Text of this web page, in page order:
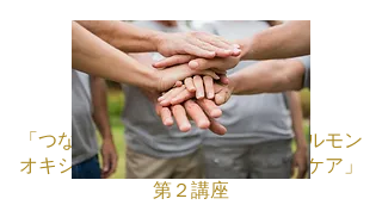
「つながりの神経系としあわせホルモン
オキシトシンから考える安心感のケア」
第２講座